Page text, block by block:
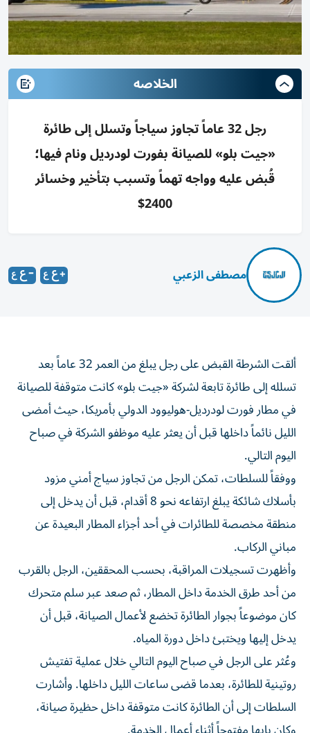
الخلاصه
رجل 32 عاماً تجاوز سياجاً وتسلل إلى طائرة
«جيت بلو» للصيانة بفورت لودرديل ونام فيها؛
قُبض عليه وواجه تهماً وتسبب بتأخير وخسائر
2400$
مصطفى الزعبي
ألقت الشرطة القبض على رجل يبلغ من العمر 32 عاماً بعد
تسلله إلى طائرة تابعة لشركة «جيت بلو» كانت متوقفة للصيانة
في مطار فورت لودرديل-هوليوود الدولي بأمريكا، حيث أمضى
الليل نائماً داخلها قبل أن يعثر عليه موظفو الشركة في صباح
اليوم التالي.
ووفقاً للسلطات، تمكن الرجل من تجاوز سياج أمني مزود
بأسلاك شائكة يبلغ ارتفاعه نحو 8 أقدام، قبل أن يدخل إلى
منطقة مخصصة للطائرات في أحد أجزاء المطار البعيدة عن
مباني الركاب.
وأظهرت تسجيلات المراقبة، بحسب المحققين، الرجل بالقرب
من أحد طرق الخدمة داخل المطار، ثم صعد عبر سلم متحرك
كان موضوعاً بجوار الطائرة تخضع لأعمال الصيانة، قبل أن
يدخل إليها ويختبئ داخل دورة المياه.
وعُثر على الرجل في صباح اليوم التالي خلال عملية تفتيش
روتينية للطائرة، بعدما قضى ساعات الليل داخلها. وأشارت
السلطات إلى أن الطائرة كانت متوقفة داخل حظيرة صيانة،